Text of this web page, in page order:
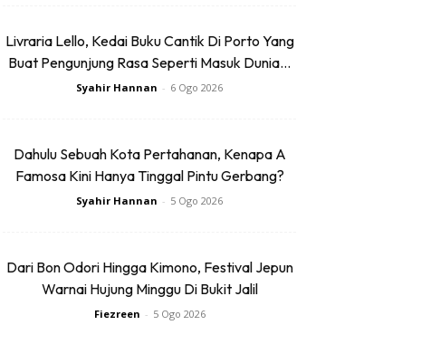
Livraria Lello, Kedai Buku Cantik Di Porto Yang
Buat Pengunjung Rasa Seperti Masuk Dunia...
Syahir Hannan - 6 Ogo 2026
Dahulu Sebuah Kota Pertahanan, Kenapa A
Famosa Kini Hanya Tinggal Pintu Gerbang?
Syahir Hannan - 5 Ogo 2026
Dari Bon Odori Hingga Kimono, Festival Jepun
Warnai Hujung Minggu Di Bukit Jalil
Fiezreen - 5 Ogo 2026